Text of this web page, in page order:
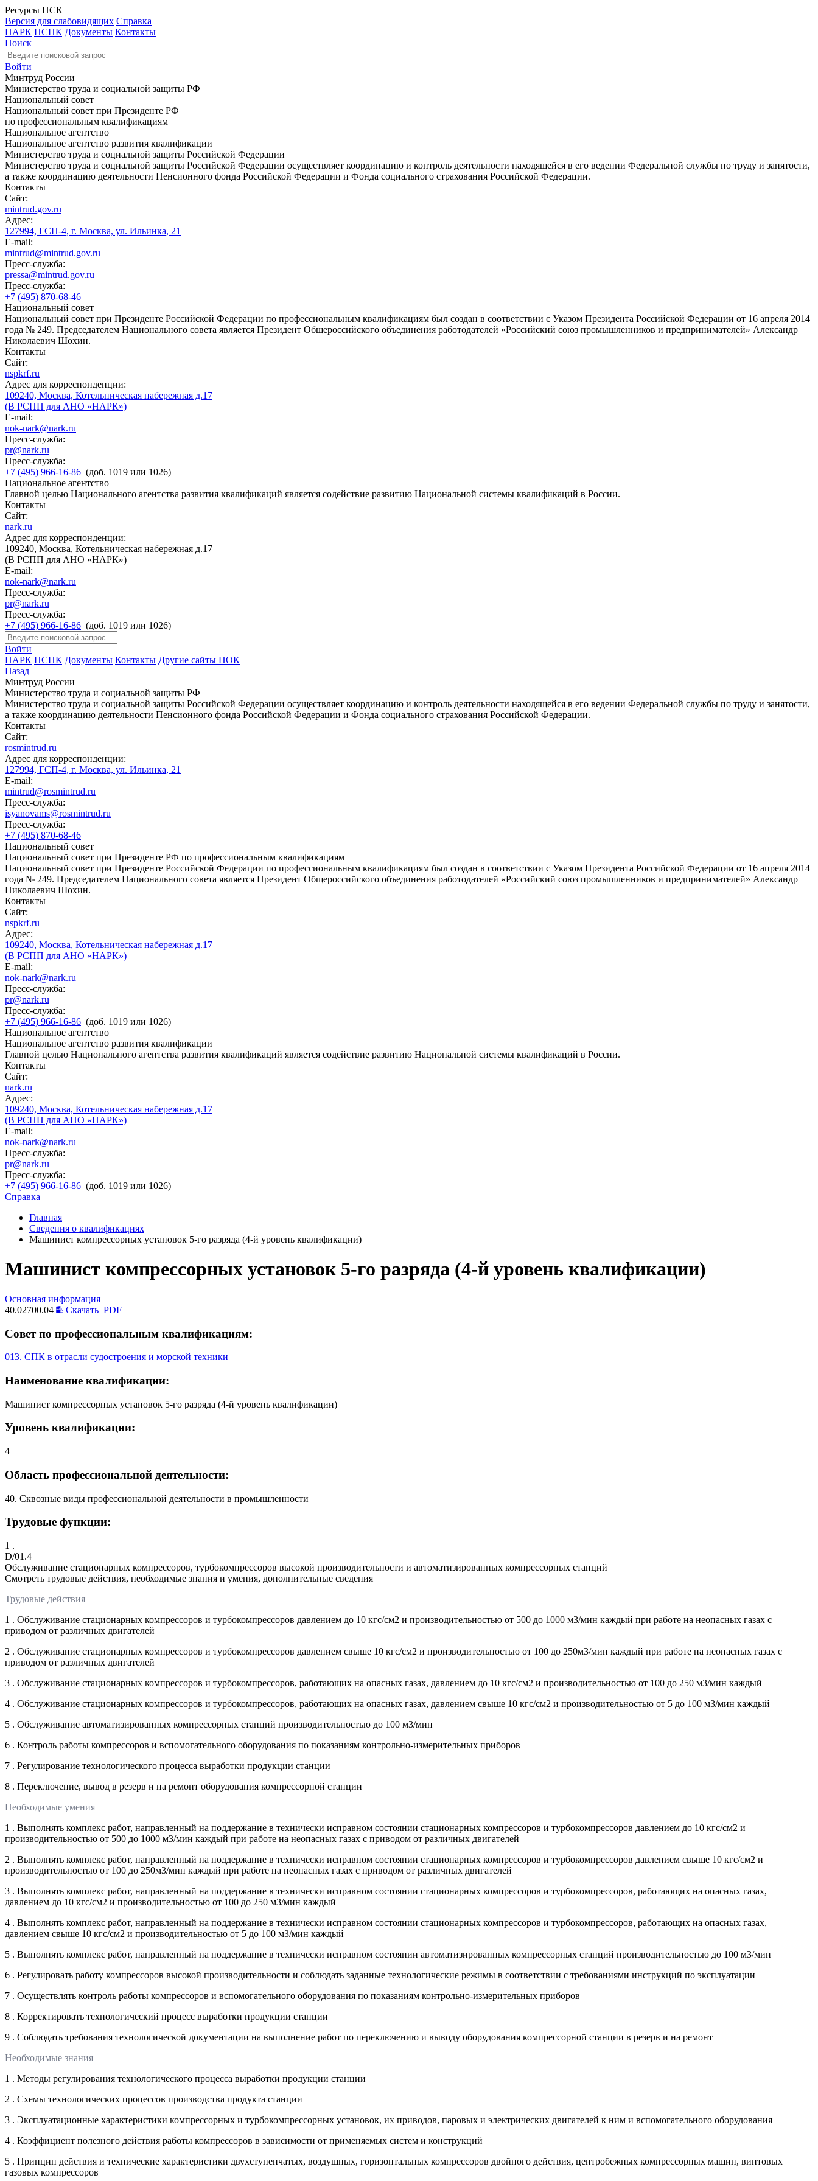
Ресурсы НСК
Версия для слабовидящих Справка
НАРК НСПК Документы Контакты
Поиск
Войти
Минтруд России
Министерство труда и социальной защиты РФ
Национальный совет
Национальный совет при Президенте РФ
по профессиональным квалификациям
Национальное агентство
Национальное агентство развития квалификации
Министерство труда и социальной защиты Российской Федерации
Министерство труда и социальной защиты Российской Федерации осуществляет координацию и контроль деятельности находящейся в его ведении Федеральной службы по труду и занятости,
а также координацию деятельности Пенсионного фонда Российской Федерации и Фонда социального страхования Российской Федерации.
Контакты
Сайт:
mintrud.gov.ru
Адрес:
127994, ГСП-4, г. Москва, ул. Ильинка, 21
E-mail:
mintrud@mintrud.gov.ru
Пресс-служба:
pressa@mintrud.gov.ru
Пресс-служба:
+7 (495) 870-68-46
Национальный совет
Национальный совет при Президенте Российской Федерации по профессиональным квалификациям был создан в соответствии с Указом Президента Российской Федерации от 16 апреля 2014
года № 249. Председателем Национального совета является Президент Общероссийского объединения работодателей «Российский союз промышленников и предпринимателей» Александр
Николаевич Шохин.
Контакты
Сайт:
nspkrf.ru
Адрес для корреспонденции:
109240, Москва, Котельническая набережная д.17
(В РСПП для АНО «НАРК»)
E-mail:
nok-nark@nark.ru
Пресс-служба:
pr@nark.ru
Пресс-служба:
+7 (495) 966-16-86 (доб. 1019 или 1026)
Национальное агентство
Главной целью Национального агентства развития квалификаций является содействие развитию Национальной системы квалификаций в России.
Контакты
Сайт:
nark.ru
Адрес для корреспонденции:
109240, Москва, Котельническая набережная д.17
(В РСПП для АНО «НАРК»)
E-mail:
nok-nark@nark.ru
Пресс-служба:
pr@nark.ru
Пресс-служба:
+7 (495) 966-16-86 (доб. 1019 или 1026)
Войти
НАРК НСПК Документы Контакты Другие сайты НОК
Назад
Минтруд России
Министерство труда и социальной защиты РФ
Министерство труда и социальной защиты Российской Федерации осуществляет координацию и контроль деятельности находящейся в его ведении Федеральной службы по труду и занятости,
а также координацию деятельности Пенсионного фонда Российской Федерации и Фонда социального страхования Российской Федерации.
Контакты
Сайт:
rosmintrud.ru
Адрес для корреспонденции:
127994, ГСП-4, г. Москва, ул. Ильинка, 21
E-mail:
mintrud@rosmintrud.ru
Пресс-служба:
isyanovams@rosmintrud.ru
Пресс-служба:
+7 (495) 870-68-46
Национальный совет
Национальный совет при Президенте РФ по профессиональным квалификациям
Национальный совет при Президенте Российской Федерации по профессиональным квалификациям был создан в соответствии с Указом Президента Российской Федерации от 16 апреля 2014
года № 249. Председателем Национального совета является Президент Общероссийского объединения работодателей «Российский союз промышленников и предпринимателей» Александр
Николаевич Шохин.
Контакты
Сайт:
nspkrf.ru
Адрес:
109240, Москва, Котельническая набережная д.17
(В РСПП для АНО «НАРК»)
E-mail:
nok-nark@nark.ru
Пресс-служба:
pr@nark.ru
Пресс-служба:
+7 (495) 966-16-86 (доб. 1019 или 1026)
Национальное агентство
Национальное агентство развития квалификации
Главной целью Национального агентства развития квалификаций является содействие развитию Национальной системы квалификаций в России.
Контакты
Сайт:
nark.ru
Адрес:
109240, Москва, Котельническая набережная д.17
(В РСПП для АНО «НАРК»)
E-mail:
nok-nark@nark.ru
Пресс-служба:
pr@nark.ru
Пресс-служба:
+7 (495) 966-16-86 (доб. 1019 или 1026)
Справка
Главная
Сведения о квалификациях
Машинист компрессорных установок 5-го разряда (4-й уровень квалификации)
Машинист компрессорных установок 5-го разряда (4-й уровень квалификации)
Основная информация
40.02700.04
Скачать PDF
Совет по профессиональным квалификациям:
013. СПК в отрасли судостроения и морской техники
Наименование квалификации:
Машинист компрессорных установок 5-го разряда (4-й уровень квалификации)
Уровень квалификации:
4
Область профессиональной деятельности:
40. Сквозные виды профессиональной деятельности в промышленности
Трудовые функции:
1 .
D/01.4
Обслуживание стационарных компрессоров, турбокомпрессоров высокой производительности и автоматизированных компрессорных станций
Смотреть трудовые действия, необходимые знания и умения, дополнительные сведения
Трудовые действия
1 . Обслуживание стационарных компрессоров и турбокомпрессоров давлением до 10 кгс/см2 и производительностью от 500 до 1000 м3/мин каждый при работе на неопасных газах с
приводом от различных двигателей
2 . Обслуживание стационарных компрессоров и турбокомпрессоров давлением свыше 10 кгс/см2 и производительностью от 100 до 250м3/мин каждый при работе на неопасных газах с
приводом от различных двигателей
3 . Обслуживание стационарных компрессоров и турбокомпрессоров, работающих на опасных газах, давлением до 10 кгс/см2 и производительностью от 100 до 250 м3/мин каждый
4 . Обслуживание стационарных компрессоров и турбокомпрессоров, работающих на опасных газах, давлением свыше 10 кгс/см2 и производительностью от 5 до 100 м3/мин каждый
5 . Обслуживание автоматизированных компрессорных станций производительностью до 100 м3/мин
6 . Контроль работы компрессоров и вспомогательного оборудования по показаниям контрольно-измерительных приборов
7 . Регулирование технологического процесса выработки продукции станции
8 . Переключение, вывод в резерв и на ремонт оборудования компрессорной станции
Необходимые умения
1 . Выполнять комплекс работ, направленный на поддержание в технически исправном состоянии стационарных компрессоров и турбокомпрессоров давлением до 10 кгс/см2 и
производительностью от 500 до 1000 м3/мин каждый при работе на неопасных газах с приводом от различных двигателей
2 . Выполнять комплекс работ, направленный на поддержание в технически исправном состоянии стационарных компрессоров и турбокомпрессоров давлением свыше 10 кгс/см2 и
производительностью от 100 до 250м3/мин каждый при работе на неопасных газах с приводом от различных двигателей
3 . Выполнять комплекс работ, направленный на поддержание в технически исправном состоянии стационарных компрессоров и турбокомпрессоров, работающих на опасных газах,
давлением до 10 кгс/см2 и производительностью от 100 до 250 м3/мин каждый
4 . Выполнять комплекс работ, направленный на поддержание в технически исправном состоянии стационарных компрессоров и турбокомпрессоров, работающих на опасных газах,
давлением свыше 10 кгс/см2 и производительностью от 5 до 100 м3/мин каждый
5 . Выполнять комплекс работ, направленный на поддержание в технически исправном состоянии автоматизированных компрессорных станций производительностью до 100 м3/мин
6 . Регулировать работу компрессоров высокой производительности и соблюдать заданные технологические режимы в соответствии с требованиями инструкций по эксплуатации
7 . Осуществлять контроль работы компрессоров и вспомогательного оборудования по показаниям контрольно-измерительных приборов
8 . Корректировать технологический процесс выработки продукции станции
9 . Соблюдать требования технологической документации на выполнение работ по переключению и выводу оборудования компрессорной станции в резерв и на ремонт
Необходимые знания
1 . Методы регулирования технологического процесса выработки продукции станции
2 . Схемы технологических процессов производства продукта станции
3 . Эксплуатационные характеристики компрессорных и турбокомпрессорных установок, их приводов, паровых и электрических двигателей к ним и вспомогательного оборудования
4 . Коэффициент полезного действия работы компрессоров в зависимости от применяемых систем и конструкций
5 . Принцип действия и технические характеристики двухступенчатых, воздушных, горизонтальных компрессоров двойного действия, центробежных компрессорных машин, винтовых
газовых компрессоров